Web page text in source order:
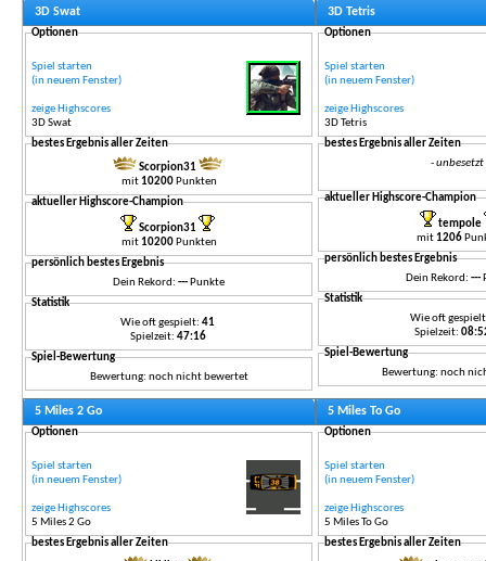
3D Swat
Optionen
Spiel starten
(in neuem Fenster)
zeige Highscores
3D Swat
bestes Ergebnis aller Zeiten
Scorpion31
mit 10200Punkten
aktueller Highscore-Champion
Scorpion31
mit 10200Punkten
persönlich bestes Ergebnis
Dein Rekord: --- Punkte
Statistik
Wie oft gespielt: 41
Spielzeit: 47:16
Spiel-Bewertung
Bewertung: noch nicht bewertet
3D Tetris
Optionen
Spiel starten
(in neuem Fenster)
zeige Highscores
3D Tetris
bestes Ergebnis aller Zeiten
- unbesetzt
aktueller Highscore-Champion
tempole
mit 1206
persönlich bestes Ergebnis
Dein Rekord: ---
Statistik
Wie oft
Spielzeit:
Spiel-Bewertung
Bewertung: noch
5 Miles 2 Go
Optionen
Spiel starten
(in neuem Fenster)
zeige Highscores
5 Miles 2 Go
bestes Ergebnis aller Zeiten
5 Miles To Go
Optionen
Spiel starten
(in neuem Fenster)
zeige Highscores
5 Miles To Go
bestes Ergebnis aller Zeiten